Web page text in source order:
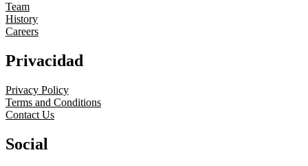
Team
History
Careers
Privacidad
Privacy Policy
Terms and Conditions
Contact Us
Social